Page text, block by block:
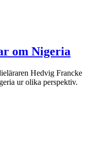
om Nigeria
Hedvig Francke
ur olika perspektiv.